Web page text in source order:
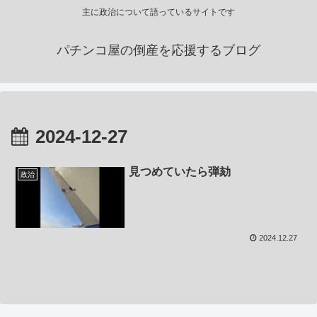
主に政治について語っているサイトです
パチンコ屋の倒産を応援するブログ
2024-12-27
政治 見つめていたら弾劾
2024.12.27